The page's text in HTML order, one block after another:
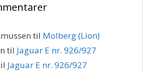
til Molberg (Lion)
til Jaguar E nr. 926/927
Jaguar E nr. 926/927